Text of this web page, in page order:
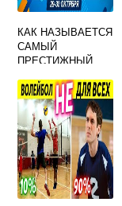
КАК НАЗЫВАЕТСЯ
САМЫЙ
ПРЕСТИЖНЫЙ
ТУРНИР
МУЖСКИХ
НАЦИОНАЛЬНЫХ
ВОЛЕЙБОЛЬНЫХ
СБОРНЫХ